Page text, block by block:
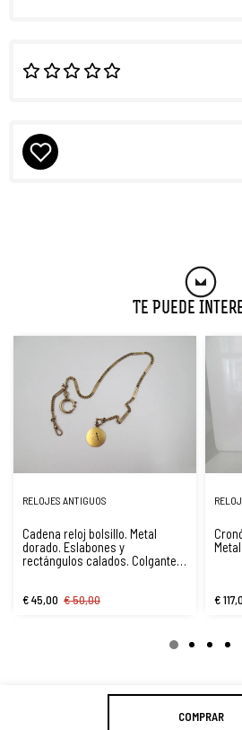
COMPRAR
Te Puede
RELOJES ANTIGUOS
Cadena reloj bolsillo. Metal
dorado. Eslabones y
rectángulos calados. Colgante
letra. 1940
€ 45,00 € 50,00 €